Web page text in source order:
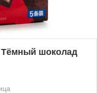
шоколад